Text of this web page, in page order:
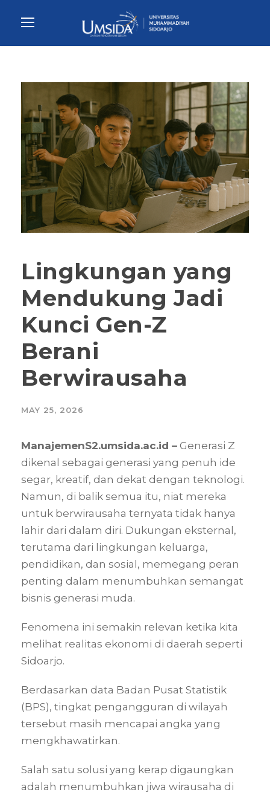
Lingkungan yang
Mendukung Jadi
Kunci Gen-Z
Berani
Berwirausaha
MAY 25, 2026
ManajemenS2.umsida.ac.id – Generasi Z
dikenal sebagai generasi yang penuh ide
segar, kreatif, dan dekat dengan teknologi.
Namun, di balik semua itu, niat mereka
untuk berwirausaha ternyata tidak hanya
lahir dari dalam diri. Dukungan eksternal,
terutama dari lingkungan keluarga,
pendidikan, dan sosial, memegang peran
penting dalam menumbuhkan semangat
bisnis generasi muda.
Fenomena ini semakin relevan ketika kita
melihat realitas ekonomi di daerah seperti
Sidoarjo.
Berdasarkan data Badan Pusat Statistik
(BPS), tingkat pengangguran di wilayah
tersebut masih mencapai angka yang
mengkhawatirkan.
Salah satu solusi yang kerap digaungkan
adalah menumbuhkan jiwa wirausaha di